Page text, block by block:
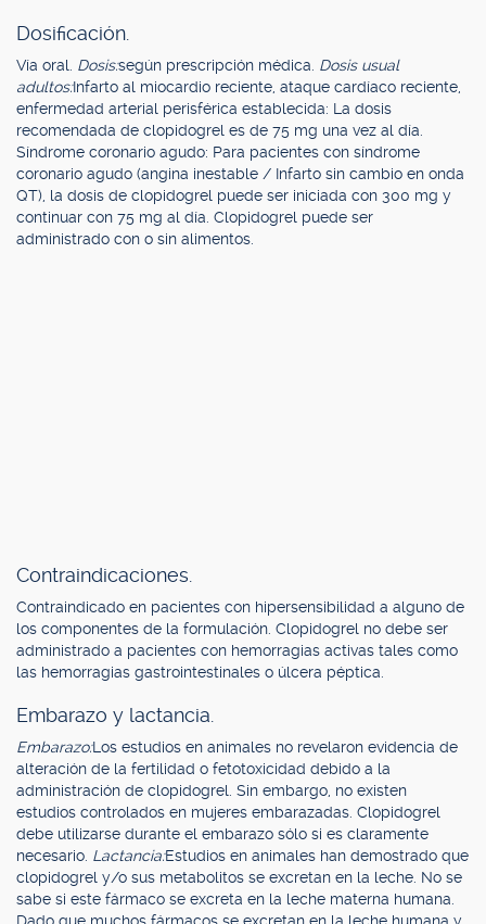
Dosificación.
Vía oral. Dosis:según prescripción médica. Dosis usual
adultos:Infarto al miocardio reciente, ataque cardíaco reciente,
enfermedad arterial perisférica establecida: La dosis
recomendada de clopidogrel es de 75 mg una vez al día.
Síndrome coronario agudo: Para pacientes con síndrome
coronario agudo (angina inestable / Infarto sin cambio en onda
QT), la dosis de clopidogrel puede ser iniciada con 300 mg y
continuar con 75 mg al día. Clopidogrel puede ser
administrado con o sin alimentos.
Contraindicaciones.
Contraindicado en pacientes con hipersensibilidad a alguno de
los componentes de la formulación. Clopidogrel no debe ser
administrado a pacientes con hemorragias activas tales como
las hemorragias gastrointestinales o úlcera péptica.
Embarazo y lactancia.
Embarazo:Los estudios en animales no revelaron evidencia de
alteración de la fertilidad o fetotoxicidad debido a la
administración de clopidogrel. Sin embargo, no existen
estudios controlados en mujeres embarazadas. Clopidogrel
debe utilizarse durante el embarazo sólo si es claramente
necesario. Lactancia:Estudios en animales han demostrado que
clopidogrel y/o sus metabolitos se excretan en la leche. No se
sabe si este fármaco se excreta en la leche materna humana.